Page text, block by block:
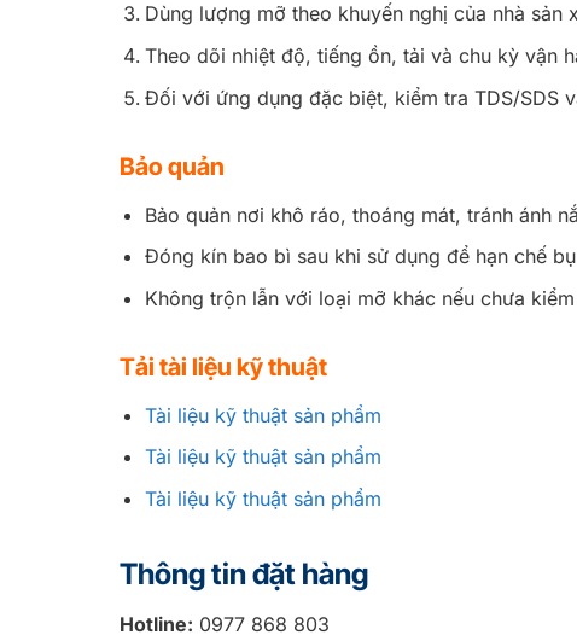
Dùng lượng mỡ theo khuyến nghị của nhà
Theo dõi nhiệt độ, tiếng ồn, tải và chu kỳ vận
Đối với ứng dụng đặc biệt, kiểm tra TDS/SDS
Bảo quản
Bảo quản nơi khô ráo, thoáng mát, tránh ánh
Đóng kín bao bì sau khi sử dụng để hạn chế
Không trộn lẫn với loại mỡ khác nếu chưa
Tải tài liệu kỹ thuật
Tài liệu kỹ thuật sản phẩm
Tài liệu kỹ thuật sản phẩm
Tài liệu kỹ thuật sản phẩm
Thông tin đặt hàng
Hotline: 0977 868 803